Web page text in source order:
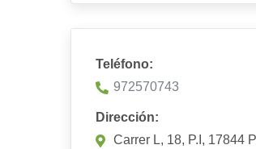
Teléfono:
972570743
Dirección:
Carrer L, 18, P.I, 17844